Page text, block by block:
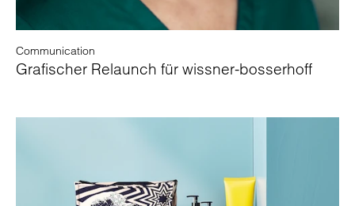
Communication
Grafischer Relaunch für wissner-bosserhoff